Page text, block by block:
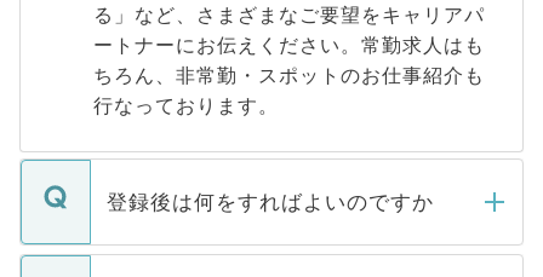
る」など、さまざまなご要望をキャリアパ
ートナーにお伝えください。常勤求人はも
ちろん、非常勤・スポットのお仕事紹介も
行なっております。
登録後は何をすればよいのですか
ご登録いただきましたら、弊社担当者がご